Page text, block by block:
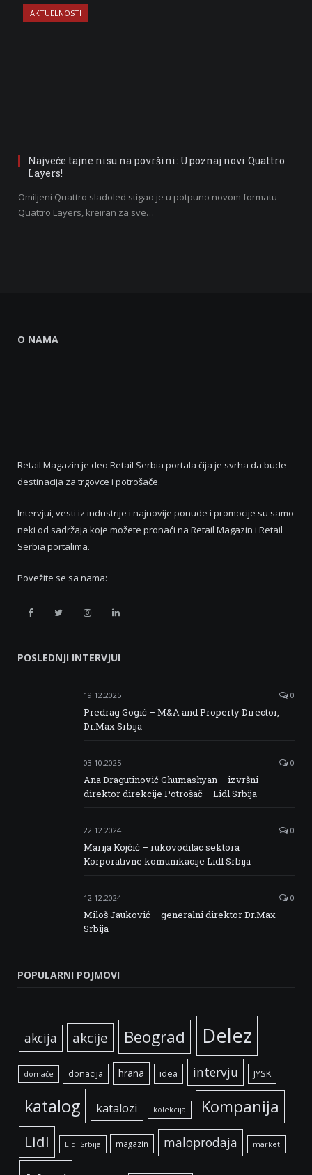
AKTUELNOSTI
Najveće tajne nisu na površini: Upoznaj novi Quattro
Layers!
Omiljeni Quattro sladoled stigao je u potpuno novom formatu –
Quattro Layers, kreiran za sve…
O NAMA
Retail Magazin je deo Retail Serbia portala čija je svrha da bude
destinacija za trgovce i potrošače.
Intervjui, vesti iz industrije i najnovije ponude i promocije su samo
neki od sadržaja koje možete pronaći na Retail Magazin i Retail
Serbia portalima.
Povežite se sa nama:
Retail
Facebook
Retail
Twitter
Retail
Instagram
Retail
Linkedin
POSLEDNJI INTERVJUI
19.12.2025 0
Predrag Gogić – M&A and Property Director,
Dr.Max Srbija
03.10.2025 0
Ana Dragutinović Ghumashyan – izvršni
direktor direkcije Potrošač – Lidl Srbija
22.12.2024 0
Marija Kojčić – rukovodilac sektora
Korporativne komunikacije Lidl Srbija
12.12.2024 0
Miloš Jauković – generalni direktor Dr.Max
Srbija
POPULARNI POJMOVI
akcija akcije Beograd Delez
domaće donacija hrana idea intervju JYSK
katalog katalozi kolekcija Kompanija
Lidl Lidl Srbija magazin maloprodaja market